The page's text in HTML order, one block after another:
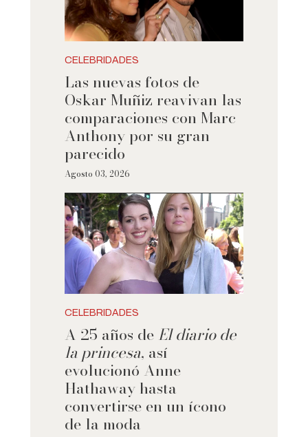
CELEBRIDADES
Las nuevas fotos de
Oskar Muñiz reavivan las
comparaciones con Marc
Anthony por su gran
parecido
Agosto 03, 2026
CELEBRIDADES
A 25 años de El diario de
la princesa, así
evolucionó Anne
Hathaway hasta
convertirse en un ícono
de la moda